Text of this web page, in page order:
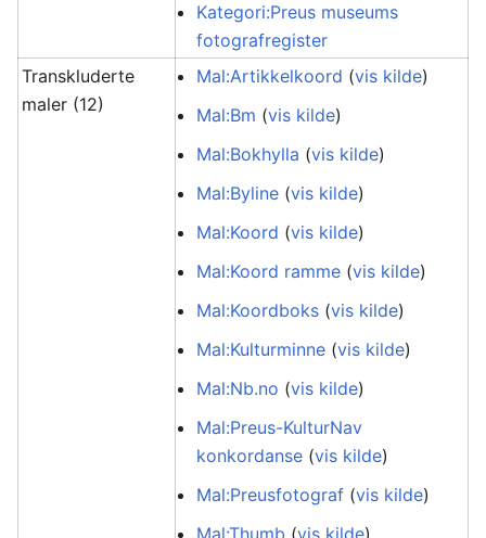
Kategori:Preus museums
fotografregister
Transkluderte
maler (12)
Mal:Artikkelkoord (vis kilde)
Mal:Bm (vis kilde)
Mal:Bokhylla (vis kilde)
Mal:Byline (vis kilde)
Mal:Koord (vis kilde)
Mal:Koord ramme (vis kilde)
Mal:Koordboks (vis kilde)
Mal:Kulturminne (vis kilde)
Mal:Nb.no (vis kilde)
Mal:Preus-KulturNav
konkordanse (vis kilde)
Mal:Preusfotograf (vis kilde)
Mal:Thumb (vis kilde)